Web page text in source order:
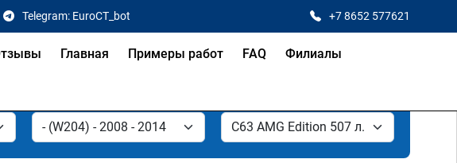
Telegram: EuroCT_bot +7 8652 577621
Главная Примеры работ FAQ Филиалы